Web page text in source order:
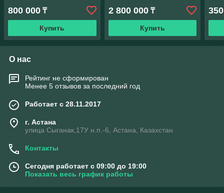
800 000 ₸
Купить
2 800 000₸
Купить
О нас
Рейтинг не сформирован
Менее 5 отзывов за последний год
Работает с 28.11.2017
г. Астана
улица Сыганак,17У н.п.-6, Астана, Казахстан
Контакты
Сегодня работает с 09:00 до 19:00
Показать весь график работы